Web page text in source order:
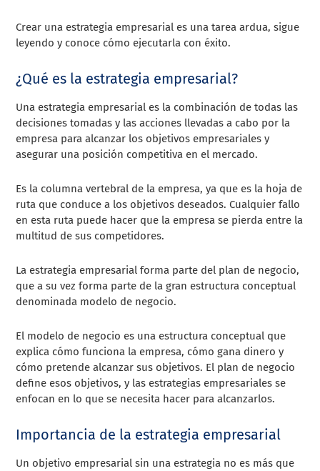
Crear una estrategia empresarial es una tarea ardua, sigue
leyendo y conoce cómo ejecutarla con éxito.
¿Qué es la estrategia empresarial?
Una estrategia empresarial es la combinación de todas las
decisiones tomadas y las acciones llevadas a cabo por la
empresa para alcanzar los objetivos empresariales y
asegurar una posición competitiva en el mercado.
Es la columna vertebral de la empresa, ya que es la hoja de
ruta que conduce a los objetivos deseados. Cualquier fallo
en esta ruta puede hacer que la empresa se pierda entre la
multitud de sus competidores.
La estrategia empresarial forma parte del plan de negocio,
que a su vez forma parte de la gran estructura conceptual
denominada modelo de negocio.
El modelo de negocio es una estructura conceptual que
explica cómo funciona la empresa, cómo gana dinero y
cómo pretende alcanzar sus objetivos. El plan de negocio
define esos objetivos, y las estrategias empresariales se
enfocan en lo que se necesita hacer para alcanzarlos.
Importancia de la estrategia empresarial
Un objetivo empresarial sin una estrategia no es más que